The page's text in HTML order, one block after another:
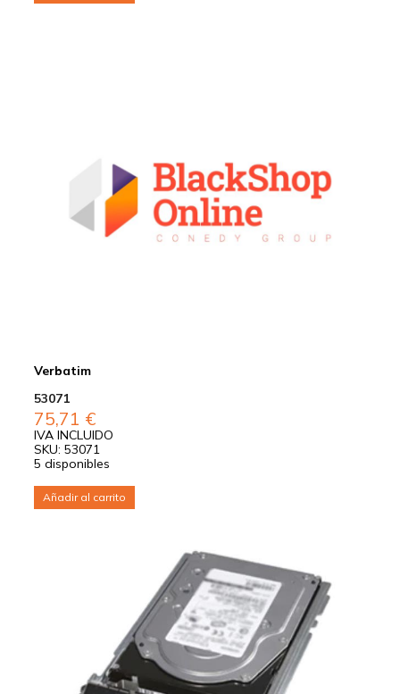
Verbatim
53071
75,71 €
IVA INCLUIDO
SKU: 53071
5 disponibles
Añadir al carrito